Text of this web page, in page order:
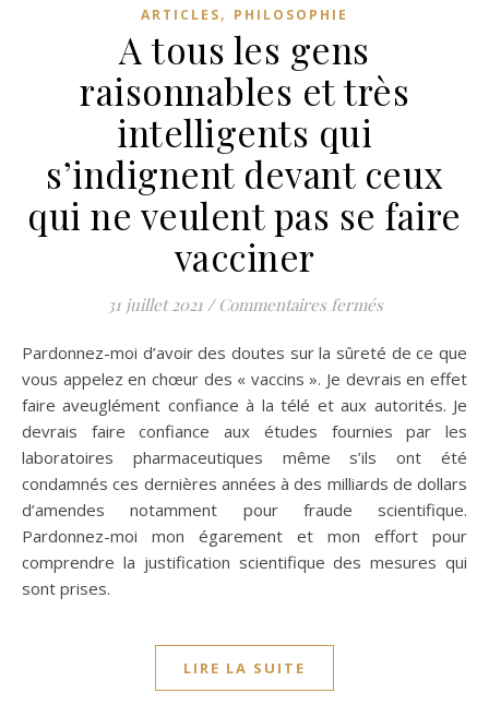
ARTICLES, PHILOSOPHIE
A tous les gens
raisonnables et très
intelligents qui
s’indignent devant ceux
qui ne veulent pas se faire
vacciner
31 juillet 2021 / Commentaires ferméssur A tous les
Pardonnez-moi d’avoir des doutes sur la sûreté de ce que
vous appelez en chœur des « vaccins ». Je devrais en effet
faire aveuglément confiance à la télé et aux autorités. Je
devrais faire confiance aux études fournies par les
laboratoires pharmaceutiques même s’ils ont été
condamnés ces dernières années à des milliards de dollars
d’amendes notamment pour fraude scientifique.
Pardonnez-moi mon égarement et mon effort pour
comprendre la justification scientifique des mesures qui
sont prises.
LIRE LA SUITE